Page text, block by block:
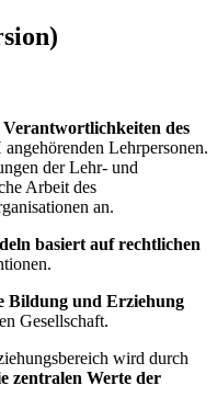
Verantwortlichkeiten des
Lehrpersonen.
der Lehr- und
Arbeit des
an.
basiert auf rechtlichen
Bildung und Erziehung
Gesellschaft.
wird durch
zentralen Werte der